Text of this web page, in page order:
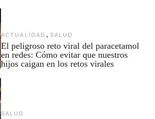
ACTUALIDAD , SALUD
El peligroso reto viral del paracetamol
en redes: Cómo evitar que nuestros
hijos caigan en los retos virales
SALUD